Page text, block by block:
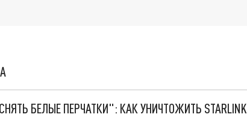
БЕЛЫЕ ПЕРЧАТКИ": КАК УНИЧТОЖИТЬ STARLINK